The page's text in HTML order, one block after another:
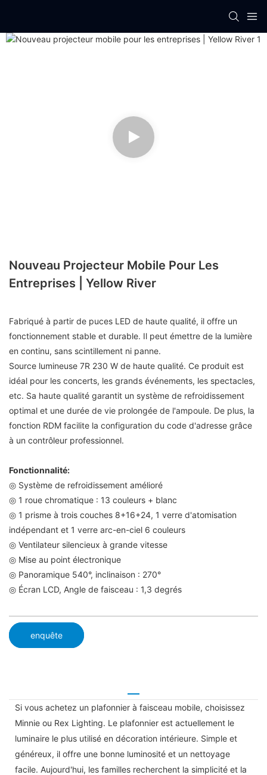
Nouveau Projecteur Mobile Pour Les
Entreprises | Yellow River
Fabriqué à partir de puces LED de haute qualité, il offre un
fonctionnement stable et durable. Il peut émettre de la lumière
en continu, sans scintillement ni panne.
Source lumineuse 7R 230 W de haute qualité. Ce produit est
idéal pour les concerts, les grands événements, les spectacles,
etc. Sa haute qualité garantit un système de refroidissement
optimal et une durée de vie prolongée de l'ampoule. De plus, la
fonction RDM facilite la configuration du code d'adresse grâce
à un contrôleur professionnel.
Fonctionnalité:
◎ Système de refroidissement amélioré
◎ 1 roue chromatique : 13 couleurs + blanc
◎ 1 prisme à trois couches 8+16+24, 1 verre d'atomisation
indépendant et 1 verre arc-en-ciel 6 couleurs
◎ Ventilateur silencieux à grande vitesse
◎ Mise au point électronique
◎ Panoramique 540°, inclinaison : 270°
◎ Écran LCD, Angle de faisceau : 1,3 degrés
enquête
Si vous achetez un plafonnier à faisceau mobile, choisissez
Minnie ou Rex Lighting. Le plafonnier est actuellement le
luminaire le plus utilisé en décoration intérieure. Simple et
généreux, il offre une bonne luminosité et un nettoyage
facile. Aujourd'hui, les familles recherchent la simplicité et la